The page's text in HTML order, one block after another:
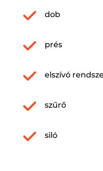
dob
prés
elszívó
szűrő
siló